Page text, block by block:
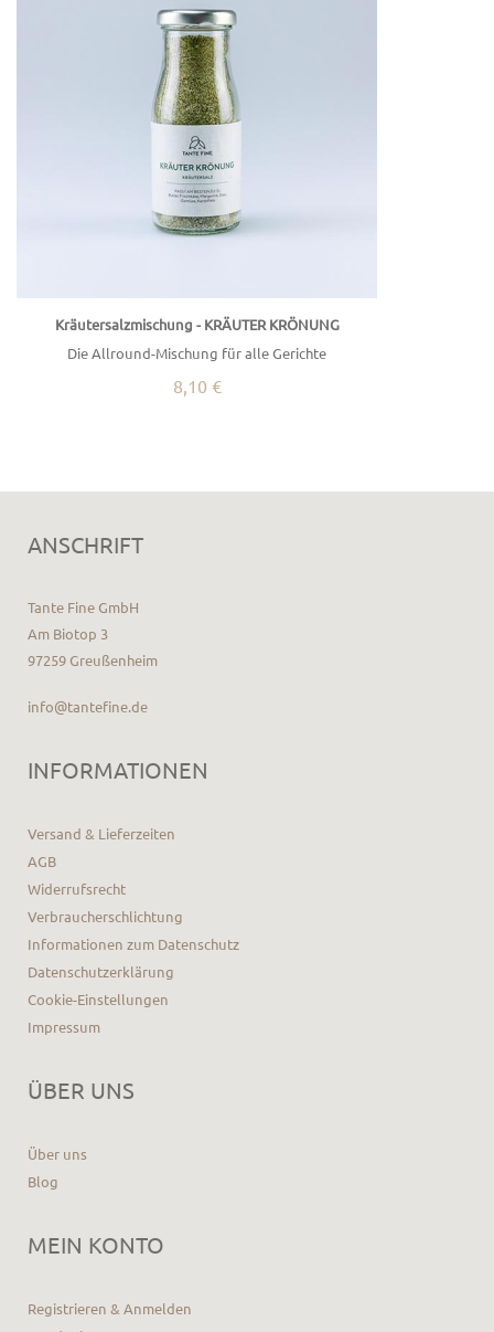
Kräutersalzmischung - KRÄUTER KRÖNUNG
Die Allround-Mischung für alle Gerichte
8,10 €
ANSCHRIFT
Tante Fine GmbH
Am Biotop 3
97259 Greußenheim
info@tantefine.de
INFORMATIONEN
Versand & Lieferzeiten
AGB
Widerrufsrecht
Verbraucherschlichtung
Informationen zum Datenschutz
Datenschutzerklärung
Cookie-Einstellungen
Impressum
ÜBER UNS
Über uns
Blog
MEIN KONTO
Registrieren & Anmelden